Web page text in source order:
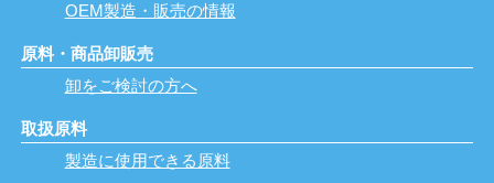
OEM製造・販売の情報
原料・商品卸販売
卸をご検討の方へ
取扱原料
製造に使用できる原料